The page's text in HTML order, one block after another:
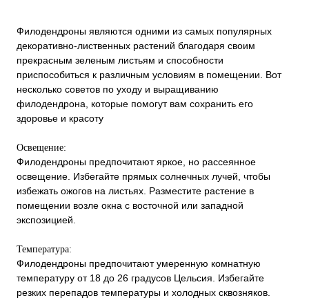
Филодендроны являются одними из самых популярных
декоративно-лиственных растений благодаря своим
прекрасным зеленым листьям и способности
приспособиться к различным условиям в помещении. Вот
несколько советов по уходу и выращиванию
филодендрона, которые помогут вам сохранить его
здоровье и красоту
Освещение:
Филодендроны предпочитают яркое, но рассеянное
освещение. Избегайте прямых солнечных лучей, чтобы
избежать ожогов на листьях. Разместите растение в
помещении возле окна с восточной или западной
экспозицией.
Температура:
Филодендроны предпочитают умеренную комнатную
температуру от 18 до 26 градусов Цельсия. Избегайте
резких перепадов температуры и холодных сквозняков.